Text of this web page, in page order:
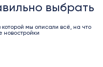
выбрать
мы описали всё, на что
новостройки